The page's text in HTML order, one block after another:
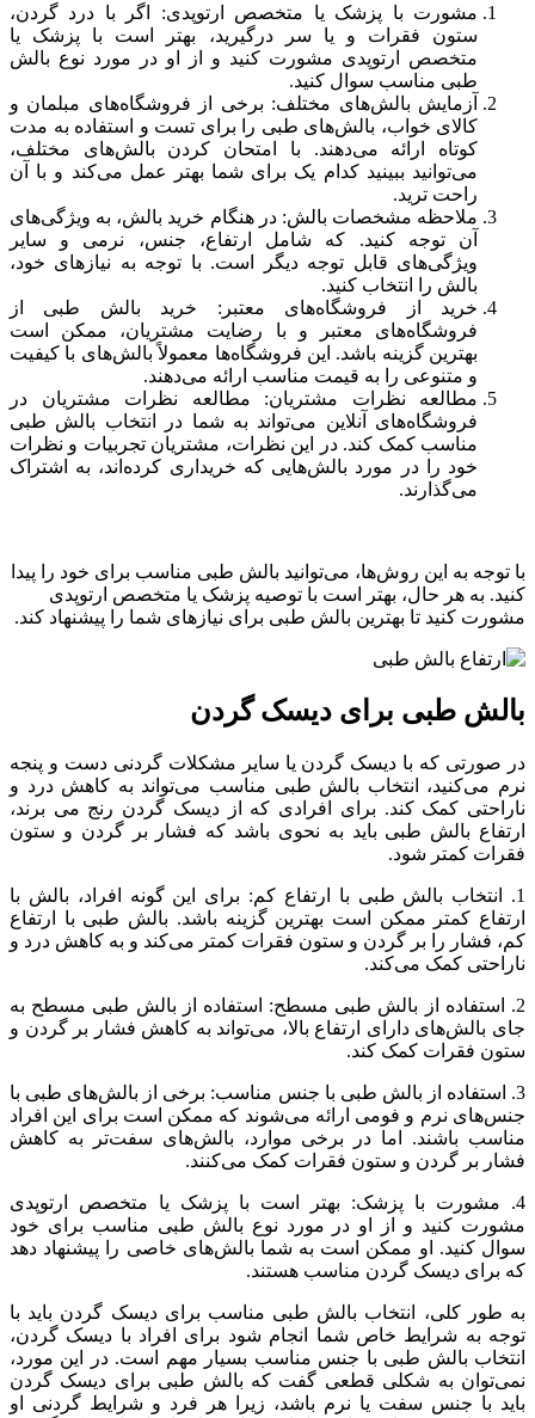
مشورت با پزشک یا متخصص ارتوپدی: اگر با درد گردن،
ستون فقرات و یا سر درگیرید، بهتر است با پزشک یا
متخصص ارتوپدی مشورت کنید و از او در مورد نوع بالش
طبی مناسب سوال کنید.
آزمایش بالش‌های مختلف: برخی از فروشگاه‌های مبلمان و
کالای خواب، بالش‌های طبی را برای تست و استفاده به مدت
کوتاه ارائه می‌دهند. با امتحان کردن بالش‌های مختلف،
می‌توانید ببینید کدام یک برای شما بهتر عمل می‌کند و با آن
راحت ترید.
ملاحظه مشخصات بالش: در هنگام خرید بالش، به ویژگی‌های
آن توجه کنید. که شامل ارتفاع، جنس، نرمی و سایر
ویژگی‌های قابل توجه دیگر است. با توجه به نیازهای خود،
بالش را انتخاب کنید.
خرید از فروشگاه‌های معتبر: خرید بالش طبی از
فروشگاه‌های معتبر و با رضایت مشتریان، ممکن است
بهترین گزینه باشد. این فروشگاه‌ها معمولاً بالش‌های با کیفیت
و متنوعی را به قیمت مناسب ارائه می‌دهند.
مطالعه نظرات مشتریان: مطالعه نظرات مشتریان در
فروشگاه‌های آنلاین می‌تواند به شما در انتخاب بالش طبی
مناسب کمک کند. در این نظرات، مشتریان تجربیات و نظرات
خود را در مورد بالش‌هایی که خریداری کرده‌اند، به اشتراک
می‌گذارند.
با توجه به این روش‌ها، می‌توانید بالش طبی مناسب برای خود را پیدا
کنید. به هر حال، بهتر است با توصیه پزشک یا متخصص ارتوپدی
مشورت کنید تا بهترین بالش طبی برای نیازهای شما را پیشنهاد کند.
بالش طبی برای دیسک گردن
در صورتی که با دیسک گردن یا سایر مشکلات گردنی دست و پنجه
نرم می‌کنید، انتخاب بالش طبی مناسب می‌تواند به کاهش درد و
ناراحتی کمک کند. برای افرادی که از دیسک گردن رنج می برند،
ارتفاع بالش طبی باید به نحوی باشد که فشار بر گردن و ستون
فقرات کمتر شود.
1. انتخاب بالش طبی با ارتفاع کم: برای این گونه افراد، بالش با
ارتفاع کمتر ممکن است بهترین گزینه باشد. بالش طبی با ارتفاع
کم، فشار را بر گردن و ستون فقرات کمتر می‌کند و به کاهش درد و
ناراحتی کمک می‌کند.
2. استفاده از بالش طبی مسطح: استفاده از بالش طبی مسطح به
جای بالش‌های دارای ارتفاع بالا، می‌تواند به کاهش فشار بر گردن و
ستون فقرات کمک کند.
3. استفاده از بالش طبی با جنس مناسب: برخی از بالش‌های طبی با
جنس‌های نرم و فومی ارائه می‌شوند که ممکن است برای این افراد
مناسب باشند. اما در برخی موارد، بالش‌های سفت‌تر به کاهش
فشار بر گردن و ستون فقرات کمک می‌کنند.
4. مشورت با پزشک: بهتر است با پزشک یا متخصص ارتوپدی
مشورت کنید و از او در مورد نوع بالش طبی مناسب برای خود
سوال کنید. او ممکن است به شما بالش‌های خاصی را پیشنهاد دهد
که برای دیسک گردن مناسب هستند.
به طور کلی، انتخاب بالش طبی مناسب برای دیسک گردن باید با
توجه به شرایط خاص شما انجام شود برای افراد با دیسک گردن،
انتخاب بالش طبی با جنس مناسب بسیار مهم است. در این مورد،
نمی‌توان به شکلی قطعی گفت که بالش طبی برای دیسک گردن
باید با جنس سفت یا نرم باشد، زیرا هر فرد و شرایط گردنی او